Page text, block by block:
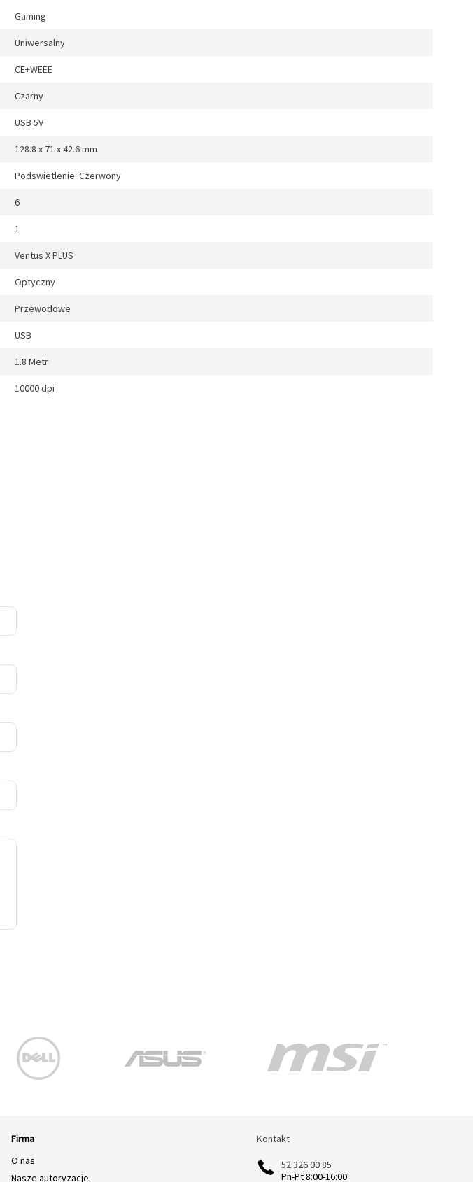
Gaming
Uniwersalny
CE+WEEE
Czarny
USB 5V
128.8 x 71 x 42.6 mm
Podswietlenie: Czerwony
6
1
Ventus X PLUS
Optyczny
Przewodowe
USB
1.8 Metr
10000 dpi
Firma
O nas
Nasze autoryzacje
Kontakt
Kontakt
52 326 00 85
Pn-Pt 8:00-16:00